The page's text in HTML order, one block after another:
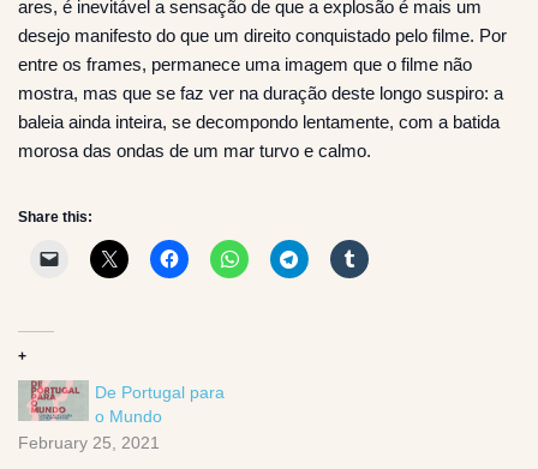
ares, é inevitável a sensação de que a explosão é mais um
desejo manifesto do que um direito conquistado pelo filme. Por
entre os frames, permanece uma imagem que o filme não
mostra, mas que se faz ver na duração deste longo suspiro: a
baleia ainda inteira, se decompondo lentamente, com a batida
morosa das ondas de um mar turvo e calmo.
Share this:
+
De Portugal para
o Mundo
February 25, 2021